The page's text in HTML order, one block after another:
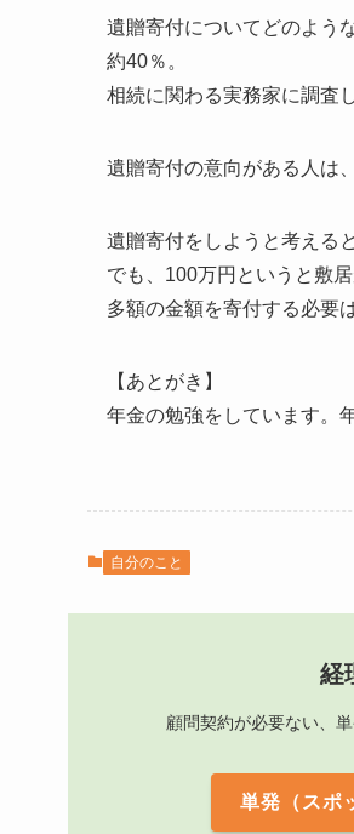
遺贈寄付についてどのよう
約40％。
相続に関わる実務家に調査
遺贈寄付の意向がある人は
遺贈寄付をしようと考える
でも、100万円というと敷居
多額の金額を寄付する必要
【あとがき】
年金の勉強をしています。
自分のこと
経
顧問契約が必要ない、
単発（スポ